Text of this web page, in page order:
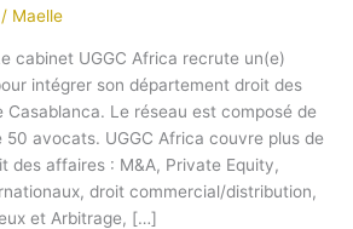
/ Maelle
cabinet UGGC Africa recrute un(e)
intégrer son département droit des
Casablanca. Le réseau est composé de
50 avocats. UGGC Africa couvre plus de
des affaires : M&A, Private Equity,
droit commercial/distribution,
et Arbitrage, […]